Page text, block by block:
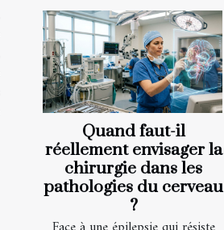
Quand faut-il
réellement envisager la
chirurgie dans les
pathologies du cerveau
?